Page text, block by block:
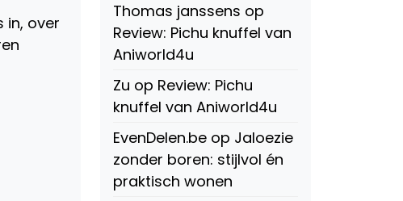
in, over
Facebook
Thomas janssens op
Review: Pichu knuffel van
Aniworld4u
Zu op Review: Pichu
knuffel van Aniworld4u
EvenDelen.be op Jaloezie
zonder boren: stijlvol én
praktisch wonen